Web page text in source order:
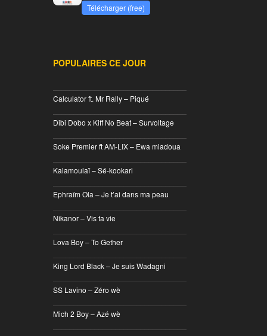
Télécharger (free)
POPULAIRES CE JOUR
Calculator ft. Mr Rally – Piqué
Dibi Dobo x Kiff No Beat – Survoltage
Soke Premier ft AM-LIX – Ewa miadoua
Kalamoulaï – Sé-kookari
Ephraïm Ola – Je t’ai dans ma peau
Nikanor – Vis ta vie
Lova Boy – To Gether
King Lord Black – Je suis Wadagni
SS Lavino – Zéro wè
Mich 2 Boy – Azé wè